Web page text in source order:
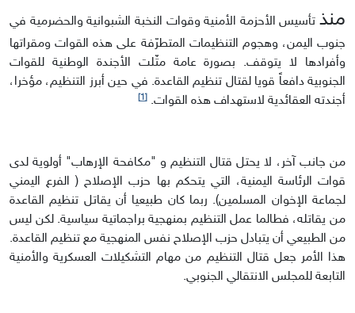
منذ تأسيس الأحزمة الأمنية وقوات النخبة الشبوانية والحضرمية في
جنوب اليمن، وهجوم التنظيمات المتطرّفة على هذه القوات ومقراتها
وأفرادها لا يتوقف. بصورة عامة مثّلت الأجندة الوطنية للقوات
الجنوبية دافعاً قويا لقتال تنظيم القاعدة. في حين أبرز التنظيم، مؤخرا،
أجندته العقائدية لاستهداف هذه القوات. [1]
من جانب آخر، لا يحتل قتال التنظيم و "مكافحة الإرهاب" أولوية لدى
قوات الرئاسة اليمنية، التي يتحكم بها حزب الإصلاح ( الفرع اليمني
لجماعة الإخوان المسلمين). ربما كان طبيعيا أن يقاتل تنظيم القاعدة
من يقاتله، فطالما عمل التنظيم بمنهجية براجماتية سياسية. لكن ليس
من الطبيعي أن يتبادل حزب الإصلاح نفس المنهجية مع تنظيم القاعدة.
هذا الأمر جعل قتال التنظيم من مهام التشكيلات العسكرية والأمنية
التابعة للمجلس الانتقالي الجنوبي.